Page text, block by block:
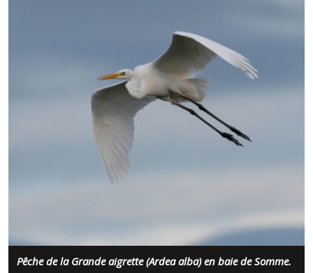
Pêche de la Grande aigrette (Ardea alba) en baie de Somme.